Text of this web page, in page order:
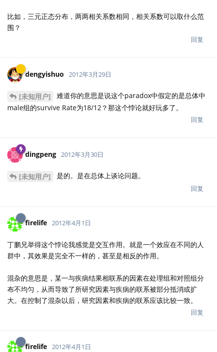
比如，三元正态分布，两两相关系数相同，相关系数可以取什么范
围？
回复
dengyishuo 2012年3月29日
[未知用户]
难道你的意思是说这个paradox中假定的是总体中
male组的survive Rate为18/12？那这个悖论就好玩多了。
回复
dingpeng 2012年3月30日
[未知用户] 是的。是在总体上谈论问题。
回复
firelife 2012年4月1日
丁鹏兄举得这个悖论我感觉是交互作用。就是一个效应在不同的人
群中，其效果是完全不一样的，甚至是相反的作用。
混杂的意思是，某一与疾病结果相联系的因素在处理组和对照组分
布不均匀，从而导致了所研究因素与疾病的联系被部分抵消或扩
大。在控制了混杂以后，研究因素和疾病的联系应该比较一致。
回复
firelife 2012年4月1日